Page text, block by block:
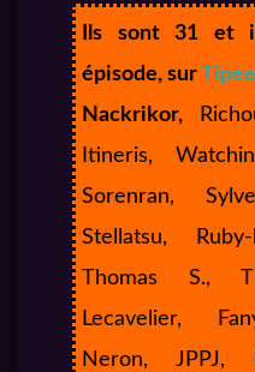
Ils sont 31 et
épisode, sur
Nackrikor,
Itineris,
Sorenran,
Stellatsu,
Thomas S.,
Lecavelier,
Neron, JPPJ,